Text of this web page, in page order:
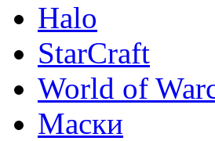
Halo
StarCraft
World of
Маски